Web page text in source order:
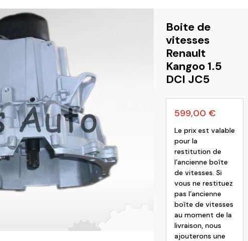
Kia
Toyota Volvo
Boite de
vitesses
Renault
Kangoo 1.5
DCI JC5
599,00 €
Le prix est valable
pour la
restitution de
l’ancienne boîte
de vitesses. Si
vous ne restituez
pas l’ancienne
boîte de vitesses
au moment de la
livraison, nous
ajouterons une